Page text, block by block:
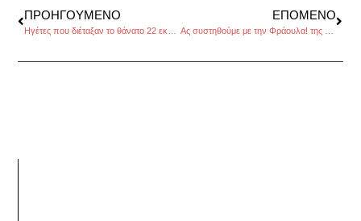
ΠΡΟΗΓΟΎΜΕΝΟ ΕΠΌΜΕΝΟ